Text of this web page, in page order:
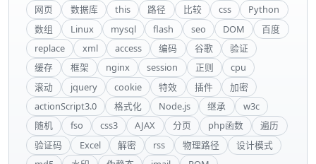
网页
数据库 this 路径 比较 css
Python
数组
Linux mysql flash seo DOM
百度
replace
xml access 编码 谷歌
验证
缓存
框架 nginx session 正则
cpu
滚动
jquery cookie 特效 插件
加密
actionScript3.0
格式化 Node.js 继承
w3c
随机
fso css3 AJAX 分页 php函数
遍历
验证码
Excel 解密 rss 物理路径
设计模式